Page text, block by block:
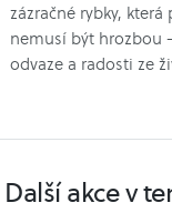
zázračné rybky,
nemusí být hrozbou
odvaze a radosti ze
Další akce v